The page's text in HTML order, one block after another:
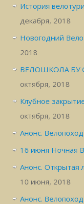
История
декабря, 2018
Новогодний
2018
ВЕЛОШКОЛА БУ
октября, 2018
Клубное
октября, 2018
Анонс.
16 июня Ночная
Анонс.
10 июня, 2018
Анонс.